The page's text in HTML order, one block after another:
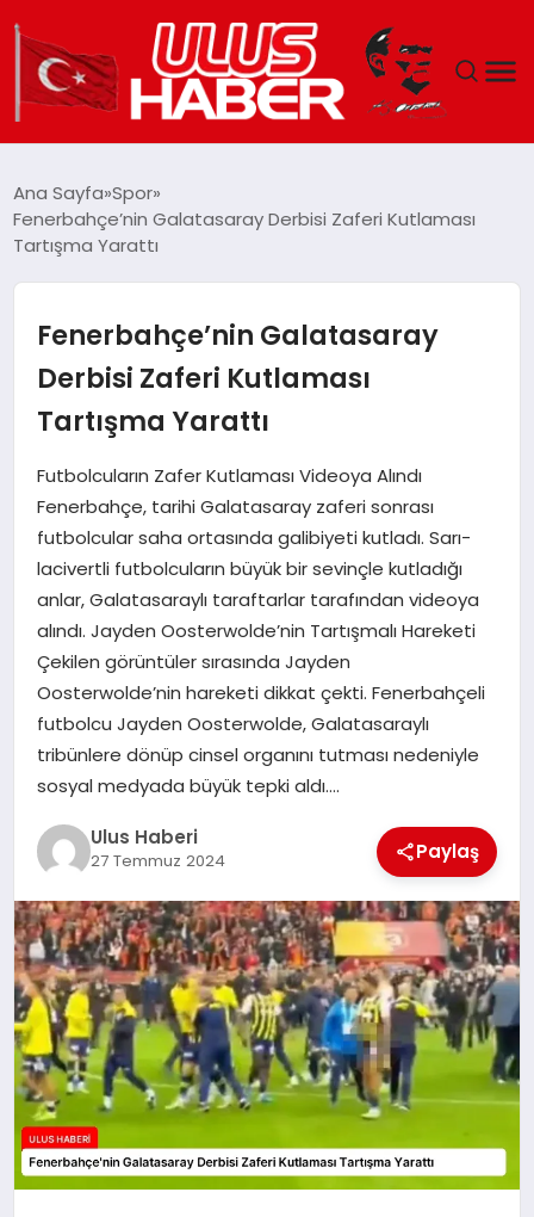
DÜNYA
TEKNOLOJI
EĞITIM
MAGAZIN
SPOR
YAŞAM
Ana Sayfa Spor
Fenerbahçe’nin Galatasaray Derbisi Zaferi Kutlaması
Tartışma Yarattı
Fenerbahçe’nin Galatasaray
Derbisi Zaferi Kutlaması
Tartışma Yarattı
Futbolcuların Zafer Kutlaması Videoya Alındı
Fenerbahçe, tarihi Galatasaray zaferi sonrası
futbolcular saha ortasında galibiyeti kutladı. Sarı-
lacivertli futbolcuların büyük bir sevinçle kutladığı
anlar, Galatasaraylı taraftarlar tarafından videoya
alındı. Jayden Oosterwolde’nin Tartışmalı Hareketi
Çekilen görüntüler sırasında Jayden
Oosterwolde’nin hareketi dikkat çekti. Fenerbahçeli
futbolcu Jayden Oosterwolde, Galatasaraylı
tribünlere dönüp cinsel organını tutması nedeniyle
sosyal medyada büyük tepki aldı….
Ulus Haberi
27 Temmuz 2024 Paylaş